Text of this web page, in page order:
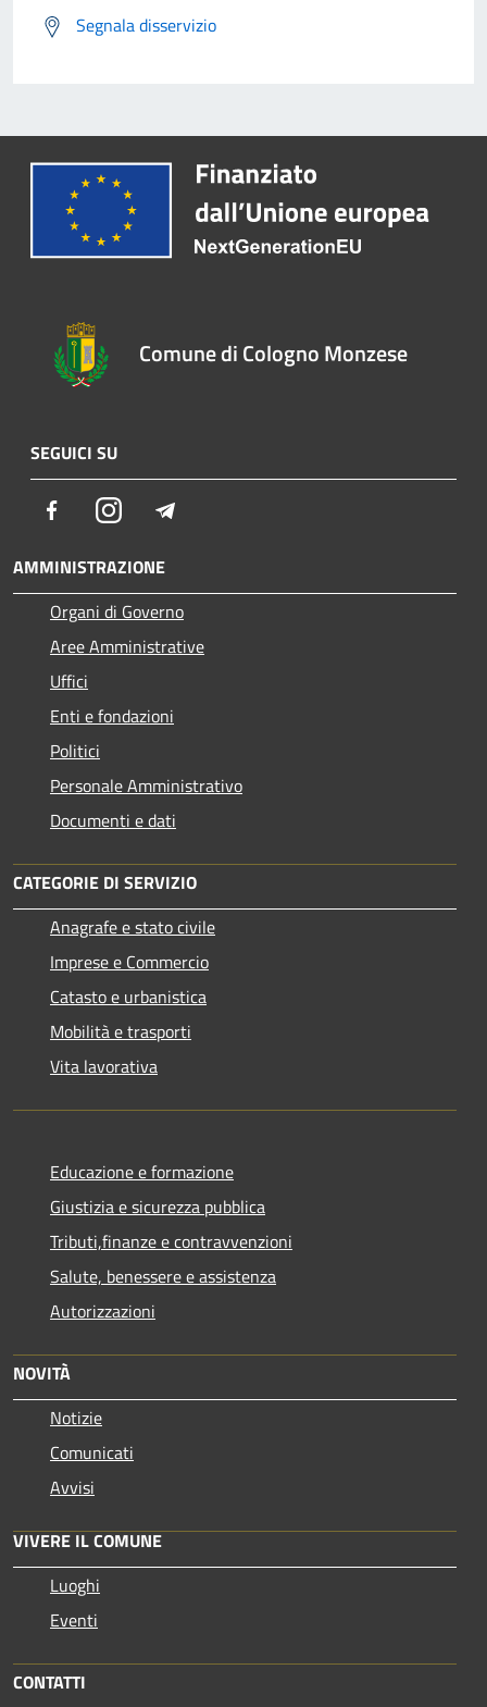
Segnala disservizio
Comune di Cologno Monzese
SEGUICI SU
FacebookInstagram
AMMINISTRAZIONE
Organi di Governo
Aree Amministrative
Uffici
Enti e fondazioni
Politici
Personale Amministrativo
Documenti e dati
CATEGORIE DI SERVIZIO
Anagrafe e stato civile
Imprese e Commercio
Catasto e urbanistica
Mobilità e trasporti
Vita lavorativa
Educazione e formazione
Giustizia e sicurezza pubblica
Tributi,finanze e contravvenzioni
Salute, benessere e assistenza
Autorizzazioni
NOVITÀ
Notizie
Comunicati
Avvisi
VIVERE IL COMUNE
Luoghi
Eventi
CONTATTI